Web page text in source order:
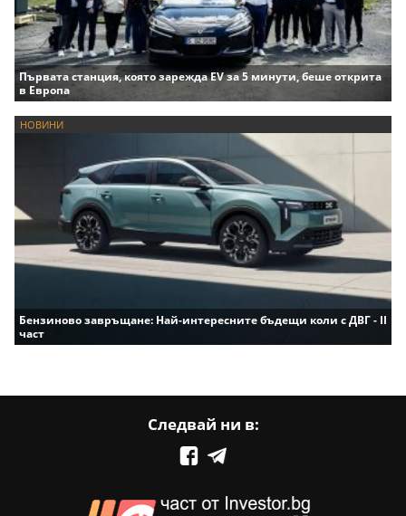
Първата станция, която зарежда EV за 5 минути, беше открита
в Европа
НОВИНИ
Бензиново завръщане: Най-интересните бъдещи коли с ДВГ - II
част
Следвай ни в: